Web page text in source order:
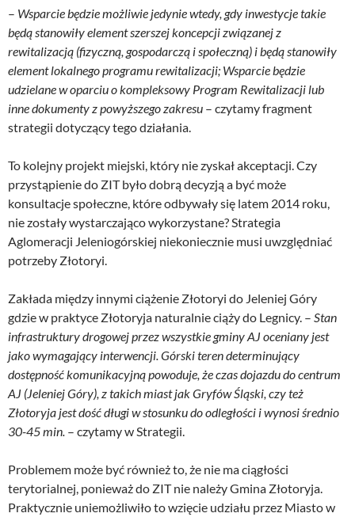
– Wsparcie będzie możliwie jedynie wtedy, gdy inwestycje takie
będą stanowiły element szerszej koncepcji związanej z
rewitalizacją (fizyczną, gospodarczą i społeczną) i będą stanowiły
element lokalnego programu rewitalizacji; Wsparcie będzie
udzielane w oparciu o kompleksowy Program Rewitalizacji lub
inne dokumenty z powyższego zakresu – czytamy fragment
strategii dotyczący tego działania.
To kolejny projekt miejski, który nie zyskał akceptacji. Czy
przystąpienie do ZIT było dobrą decyzją a być może
konsultacje społeczne, które odbywały się latem 2014 roku,
nie zostały wystarczająco wykorzystane? Strategia
Aglomeracji Jeleniogórskiej niekoniecznie musi uwzględniać
potrzeby Złotoryi.
Zakłada między innymi ciążenie Złotoryi do Jeleniej Góry
gdzie w praktyce Złotoryja naturalnie ciąży do Legnicy. – Stan
infrastruktury drogowej przez wszystkie gminy AJ oceniany jest
jako wymagający interwencji. Górski teren determinujący
dostępność komunikacyjną powoduje, że czas dojazdu do centrum
AJ (Jeleniej Góry), z takich miast jak Gryfów Śląski, czy też
Złotoryja jest dość długi w stosunku do odległości i wynosi średnio
30-45 min. – czytamy w Strategii.
Problemem może być również to, że nie ma ciągłości
terytorialnej, ponieważ do ZIT nie należy Gmina Złotoryja.
Praktycznie uniemożliwiło to wzięcie udziału przez Miasto w